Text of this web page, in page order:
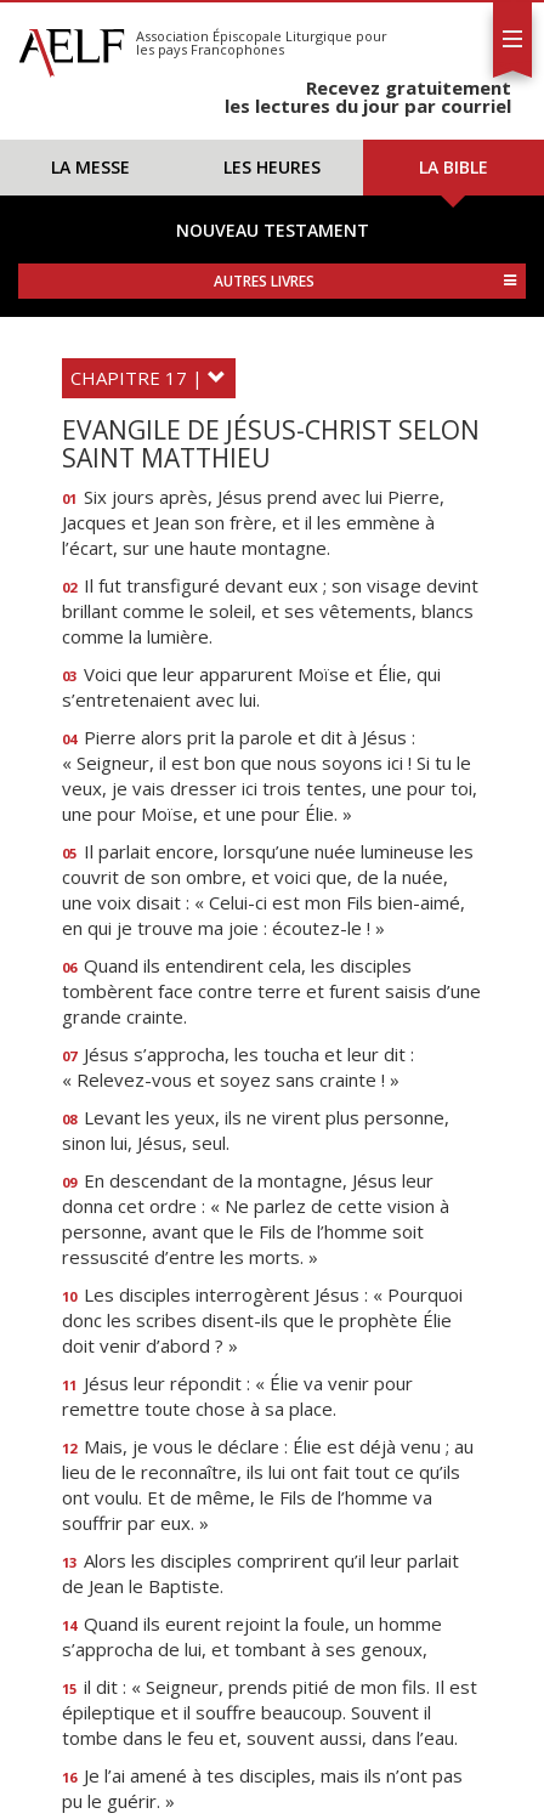
S'abonner
Calendrier
Association Épiscopale Liturgique pour
les pays Francophones
Recevez gratuitement
les lectures du jour par courriel
LA MESSE LES HEURES LA BIBLE
NOUVEAU TESTAMENT
AUTRES LIVRES
CHAPITRE 17 |
EVANGILE DE JÉSUS-CHRIST SELON
SAINT MATTHIEU
01 Six jours après, Jésus prend avec lui Pierre,
Jacques et Jean son frère, et il les emmène à
l’écart, sur une haute montagne.
02 Il fut transfiguré devant eux ; son visage devint
brillant comme le soleil, et ses vêtements, blancs
comme la lumière.
03 Voici que leur apparurent Moïse et Élie, qui
s’entretenaient avec lui.
04 Pierre alors prit la parole et dit à Jésus :
« Seigneur, il est bon que nous soyons ici ! Si tu le
veux, je vais dresser ici trois tentes, une pour toi,
une pour Moïse, et une pour Élie. »
05 Il parlait encore, lorsqu’une nuée lumineuse les
couvrit de son ombre, et voici que, de la nuée,
une voix disait : « Celui-ci est mon Fils bien-aimé,
en qui je trouve ma joie : écoutez-le ! »
06 Quand ils entendirent cela, les disciples
tombèrent face contre terre et furent saisis d’une
grande crainte.
07 Jésus s’approcha, les toucha et leur dit :
« Relevez-vous et soyez sans crainte ! »
08 Levant les yeux, ils ne virent plus personne,
sinon lui, Jésus, seul.
09 En descendant de la montagne, Jésus leur
donna cet ordre : « Ne parlez de cette vision à
personne, avant que le Fils de l’homme soit
ressuscité d’entre les morts. »
10 Les disciples interrogèrent Jésus : « Pourquoi
donc les scribes disent-ils que le prophète Élie
doit venir d’abord ? »
11 Jésus leur répondit : « Élie va venir pour
remettre toute chose à sa place.
12 Mais, je vous le déclare : Élie est déjà venu ; au
lieu de le reconnaître, ils lui ont fait tout ce qu’ils
ont voulu. Et de même, le Fils de l’homme va
souffrir par eux. »
13 Alors les disciples comprirent qu’il leur parlait
de Jean le Baptiste.
14 Quand ils eurent rejoint la foule, un homme
s’approcha de lui, et tombant à ses genoux,
15 il dit : « Seigneur, prends pitié de mon fils. Il est
épileptique et il souffre beaucoup. Souvent il
tombe dans le feu et, souvent aussi, dans l’eau.
16 Je l’ai amené à tes disciples, mais ils n’ont pas
pu le guérir. »